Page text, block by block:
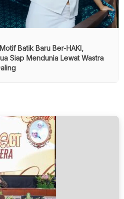
Batik Baru Ber-HAKI,
Siap Mendunia Lewat Wastra